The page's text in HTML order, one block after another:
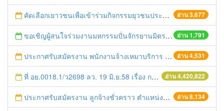
อ่าน 3,677
คัดเลือกเยาวชนเพื่อเข้าร่วมกิจกรรมยุวชนประชาธิปไตยประจำปี 2559
อ่าน 1,791
ขอเชิญผู้สนใจร่วมงานมหกรรมปั่นจักรยานมิตรภาพไทย - เมียนมา
อ่าน 4,531
ประกาศรับสมัครงาน พนักงานจ้างเหมาบริการ ตำแหน่งพนักงานขับรถ
อ่าน 4,420,822
ที่ อย.0018.1/ว2698 ลว. 19 มิ.ย.58 เรื่อง การแก้ไขปัญหาหนี้สินให้แก่เกษตรกร
อ่าน 8,134
ประกาศรับสมัครงาน ลูกจ้างชั่วคราว ตำแหน่งนักวิชาการยุติธรรม